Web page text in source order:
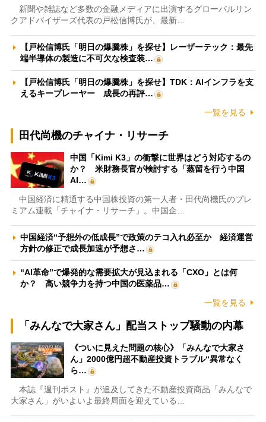
新聞や雑誌など多数の金融メディアに出演するグローバルリン
クアドバイザーズ代表の戸松信博氏が、最新…
【戸松信博氏「明日の爆騰株」を探せ】レーザーテック：最先
端半導体の製造に不可欠な検査装…
【戸松信博氏「明日の爆騰株」を探せ】TDK：AIインフラを支
えるキープレーヤー 成長の再評…
一覧を見る
田代尚機のチャイナ・リサーチ
中国「Kimi K3」の衝撃に世界はどう対応するの
か？ 米財務長官が検討する「蒸留を行う中国
AI…
中国経済に精通する中国株投資の第一人者・田代尚機氏のプレ
ミアム連載「チャイナ・リサーチ」。中国企…
中国経済“予想外の低成長”で政策のテコ入れ必至か 経済運営
方針の修正で成長加速が予想さ…
“AI革命”で爆発的な需要拡大が見込まれる「CXO」とは何
か？ 高い競争力を持つ中国の医薬品…
一覧を見る
「みんなで大家さん」配当ストップ騒動の内幕
《ついに見えた問題の核心》「みんなで大家さ
ん」2000億円超不動産投資トラブル“異常なく
ら…
本誌『週刊ポスト』が追及してきた不動産投資商品「みんなで
大家さん」がいよいよ最終局面を迎えている…